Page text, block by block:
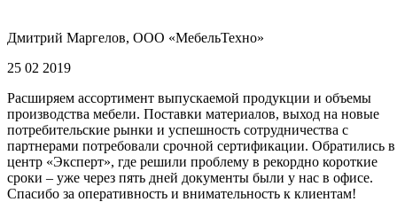
Дмитрий Маргелов, ООО «МебельТехно»
25 02 2019
Расширяем ассортимент выпускаемой продукции и объемы
производства мебели. Поставки материалов, выход на новые
потребительские рынки и успешность сотрудничества с
партнерами потребовали срочной сертификации. Обратились в
центр «Эксперт», где решили проблему в рекордно короткие
сроки – уже через пять дней документы были у нас в офисе.
Спасибо за оперативность и внимательность к клиентам!